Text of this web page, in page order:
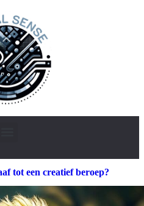
tot een creatief beroep?